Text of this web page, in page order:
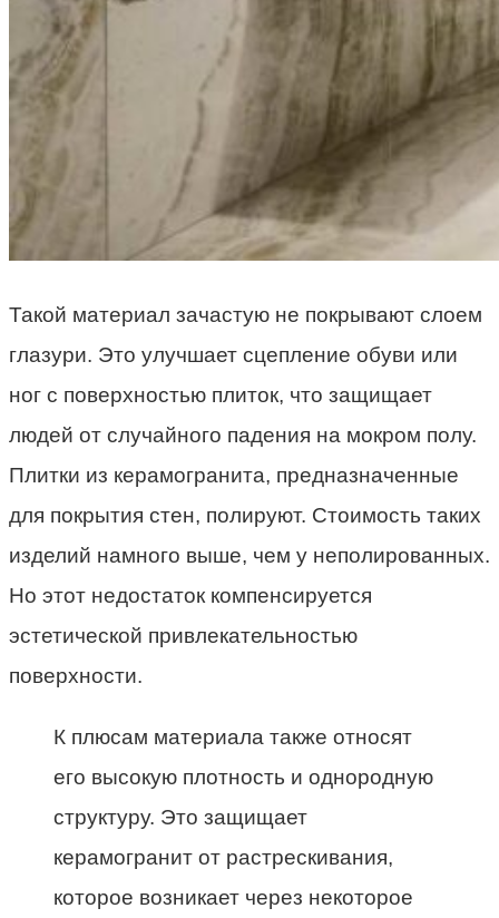
Такой материал зачастую не покрывают слоем
глазури. Это улучшает сцепление обуви или
ног с поверхностью плиток, что защищает
людей от случайного падения на мокром полу.
Плитки из керамогранита, предназначенные
для покрытия стен, полируют. Стоимость таких
изделий намного выше, чем у неполированных.
Но этот недостаток компенсируется
эстетической привлекательностью
поверхности.
К плюсам материала также относят
его высокую плотность и однородную
структуру. Это защищает
керамогранит от растрескивания,
которое возникает через некоторое